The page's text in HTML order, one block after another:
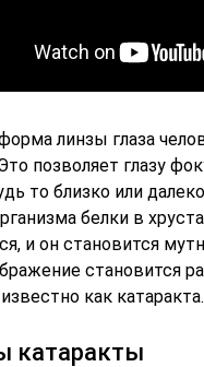
линзы глаза
позволяет глазу
то близко или
белки в
и он становится
становится
как катаракта.
катаракты